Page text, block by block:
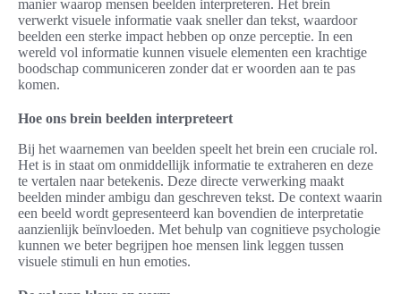
manier waarop mensen beelden interpreteren. Het brein
verwerkt visuele informatie vaak sneller dan tekst, waardoor
beelden een sterke impact hebben op onze perceptie. In een
wereld vol informatie kunnen visuele elementen een krachtige
boodschap communiceren zonder dat er woorden aan te pas
komen.
Hoe ons brein beelden interpreteert
Bij het waarnemen van beelden speelt het brein een cruciale rol.
Het is in staat om onmiddellijk informatie te extraheren en deze
te vertalen naar betekenis. Deze directe verwerking maakt
beelden minder ambigu dan geschreven tekst. De context waarin
een beeld wordt gepresenteerd kan bovendien de interpretatie
aanzienlijk beïnvloeden. Met behulp van cognitieve psychologie
kunnen we beter begrijpen hoe mensen link leggen tussen
visuele stimuli en hun emoties.